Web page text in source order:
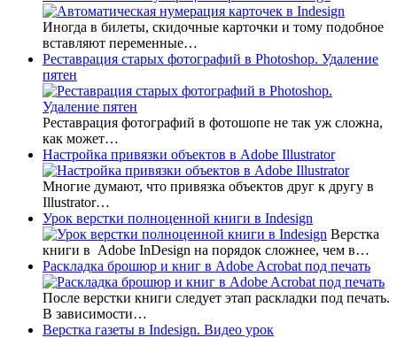
Иногда в билеты, скидочные карточки и тому подобное
вставляют переменные…
Реставрация старых фотографий в Photoshop. Удаление
пятен
Реставрация фотографий в фотошопе не так уж сложна,
как может…
Настройка привязки объектов в Adobe Illustrator
Многие думают, что привязка объектов друг к другу в
Illustrator…
Урок верстки полноценной книги в Indesign
Верстка
книги в Adobe InDesign на порядок сложнее, чем в…
Раскладка брошюр и книг в Adobe Acrobat под печать
После верстки книги следует этап раскладки под печать.
В зависимости…
Верстка газеты в Indesign. Видео урок